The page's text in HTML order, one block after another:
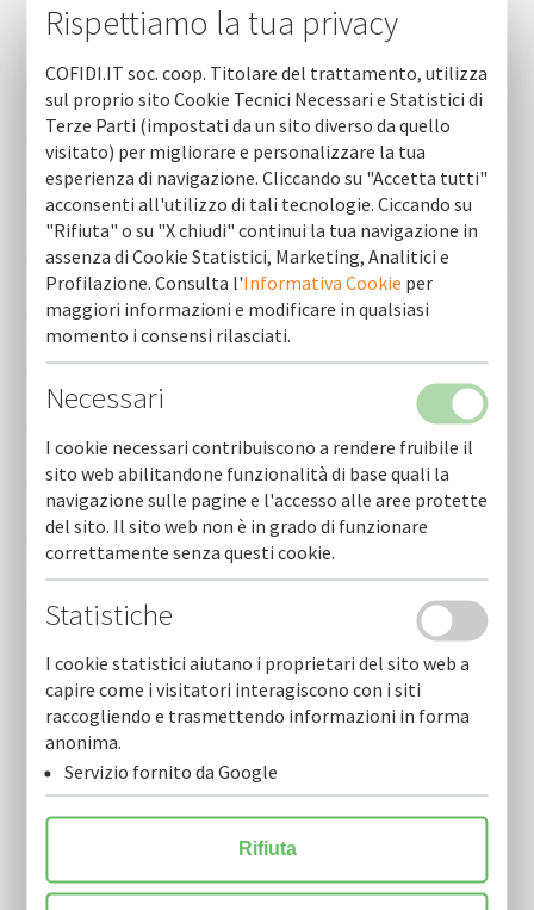
Newsletter (ultime 10)
Cofidi.it informa agosto 2026
Cofidi.it informa luglio 2026
Cofidi.it informa giugno 2026
Cofidi.it informa maggio 2026
Cofidi.it informa aprile 2026
Cofidi.it informa marzo 2026
Cofidi.it informa gennaio 2026
Cofidi.it informa dicembre 2025
Cofidi.it informa novembre 2025
Resta sempre aggiornato sulle nostre novità.
Scarica la nostra Newsletter e iscriviti per riceverla via mail.
Rispettiamo la tua privacy
COFIDI.IT soc. coop. Titolare del trattamento, utilizza
sul proprio sito Cookie Tecnici Necessari e Statistici di
Terze Parti (impostati da un sito diverso da quello
visitato) per migliorare e personalizzare la tua
esperienza di navigazione. Cliccando su "Accetta tutti"
acconsenti all'utilizzo di tali tecnologie. Ciccando su
"Rifiuta" o su "X chiudi" continui la tua navigazione in
assenza di Cookie Statistici, Marketing, Analitici e
Profilazione. Consulta l'Informativa Cookie per
maggiori informazioni e modificare in qualsiasi
momento i consensi rilasciati.
Necessari
I cookie necessari contribuiscono a rendere fruibile il
sito web abilitandone funzionalità di base quali la
navigazione sulle pagine e l'accesso alle aree protette
del sito. Il sito web non è in grado di funzionare
correttamente senza questi cookie.
Statistiche
I cookie statistici aiutano i proprietari del sito web a
capire come i visitatori interagiscono con i siti
raccogliendo e trasmettendo informazioni in forma
anonima.
Servizio fornito da Google
Rifiuta